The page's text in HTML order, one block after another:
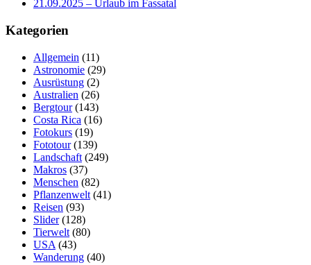
21.09.2025 – Urlaub im Fassatal
Kategorien
Allgemein (11)
Astronomie (29)
Ausrüstung (2)
Australien (26)
Bergtour(143)
Costa Rica (16)
Fotokurs (19)
Fototour(139)
Landschaft (249)
Makros (37)
Menschen (82)
Pflanzenwelt (41)
Reisen (93)
Slider(128)
Tierwelt (80)
USA (43)
Wanderung (40)